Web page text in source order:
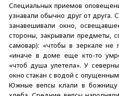
Специальных приемов
узнавали обычно друг от друга.
занавешивали окно,
стороны, закрывали предметы,
самовар): «чтобы в зеркале не
«иначе в доме еще кто-то
«чтоб душа улетела». У
окно стакан с водой с
Южные вепсы клали в божницу